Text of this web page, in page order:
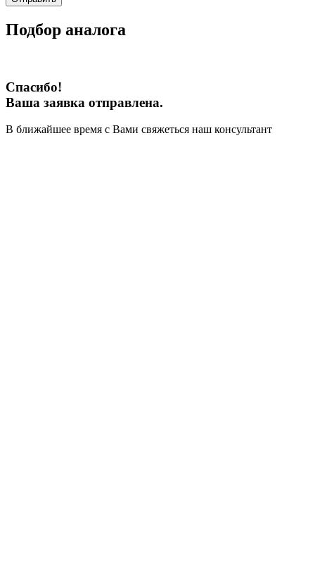
Подбор аналога
Спасибо!
Ваша заявка отправлена.
В ближайшее время с Вами свяжеться наш консультант